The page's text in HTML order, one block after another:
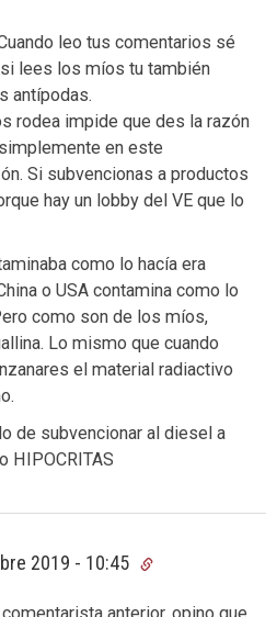
leo tus comentarios sé
lees los míos tu también
antípodas.
rodea impide que des la razón
en este
Si subvencionas a productos
hay un lobby del VE que lo
como lo hacía era
o USA contamina como lo
como son de los míos,
Lo mismo que cuando
el material radiactivo
de subvencionar al diesel a
HIPOCRITAS
2019 - 10:45